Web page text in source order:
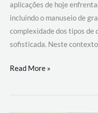
aplicações de hoje
incluindo o manuseio de
complexidade dos tipos de
sofisticada. Neste
Por
migrar
Read More »